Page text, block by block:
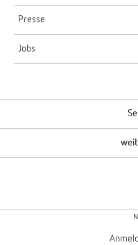
Presse
Jobs